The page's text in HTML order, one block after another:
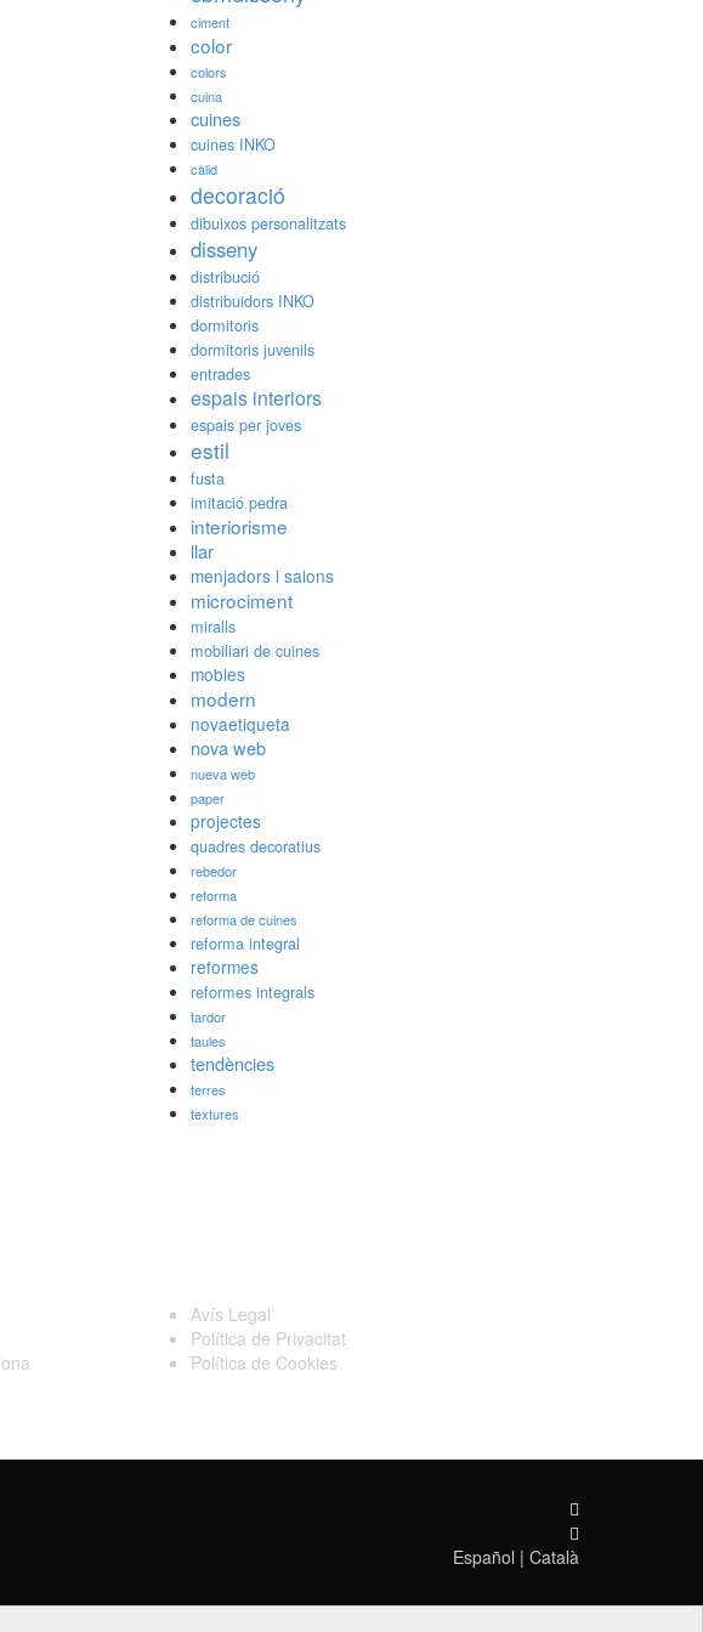
ciment
color
colors
cuina
cuines
cuines INKO
càlid
decoració
dibuixos personalitzats
disseny
distribució
distribuidors INKO
dormitoris
dormitoris juvenils
entrades
espais interiors
espais per joves
estil
fusta
imitació pedra
interiorisme
llar
menjadors i salons
microciment
miralls
mobiliari de cuines
mobles
modern
novaetiqueta
nova web
nueva web
paper
projectes
quadres decoratius
rebedor
reforma
reforma de cuines
reforma integral
reformes
reformes integrals
tardor
taules
tendències
terres
textures
Avís Legal
Política de Privacitat
Política de Cookies
Español | Català